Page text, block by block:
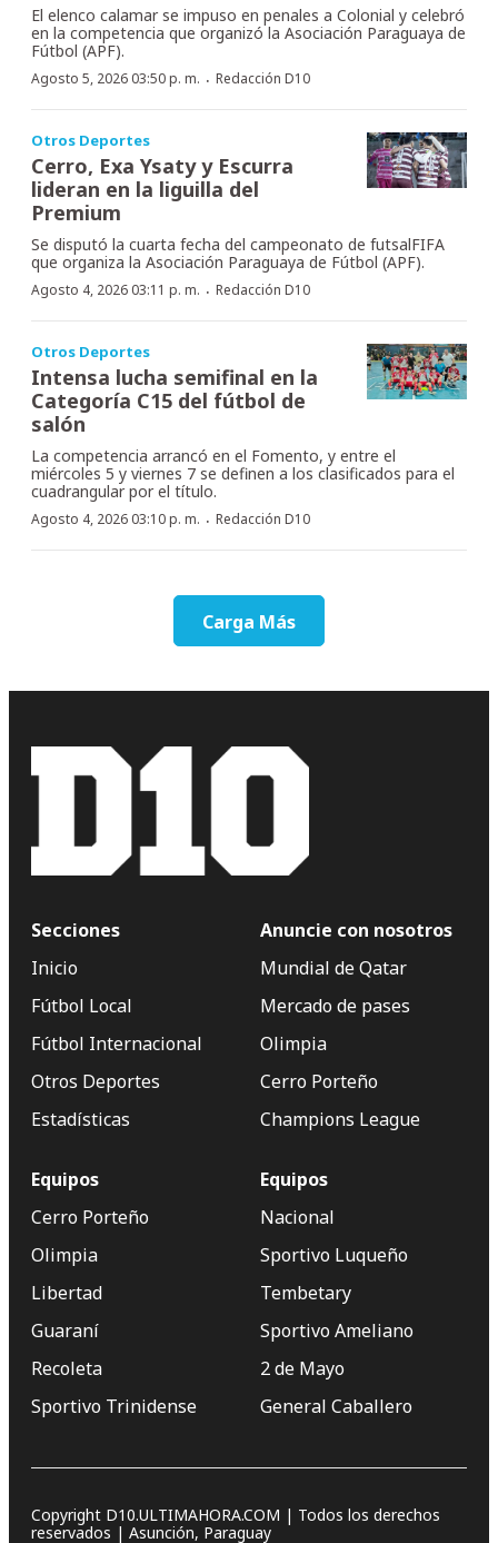
El elenco calamar se impuso en penales a Colonial y celebró
en la competencia que organizó la Asociación Paraguaya de
Fútbol (APF).
Agosto 5, 2026 03:50 p. m. · Redacción D10
Otros Deportes
Cerro, Exa Ysaty y Escurra
lideran en la liguilla del
Premium
Se disputó la cuarta fecha del campeonato de futsalFIFA
que organiza la Asociación Paraguaya de Fútbol (APF).
Agosto 4, 2026 03:11 p. m. · Redacción D10
Otros Deportes
Intensa lucha semifinal en la
Categoría C15 del fútbol de
salón
La competencia arrancó en el Fomento, y entre el
miércoles 5 y viernes 7 se definen a los clasificados para el
cuadrangular por el título.
Agosto 4, 2026 03:10 p. m. · Redacción D10
Carga Más
Secciones
Inicio
Fútbol Local
Fútbol Internacional
Otros Deportes
Estadísticas
Anuncie con nosotros
Mundial de Qatar
Mercado de pases
Olimpia
Cerro Porteño
Champions League
Equipos
Cerro Porteño
Olimpia
Libertad
Guaraní
Recoleta
Sportivo Trinidense
Equipos
Nacional
Sportivo Luqueño
Tembetary
Sportivo Ameliano
2 de Mayo
General Caballero
Copyright D10.ULTIMAHORA.COM | Todos los derechos
reservados | Asunción, Paraguay